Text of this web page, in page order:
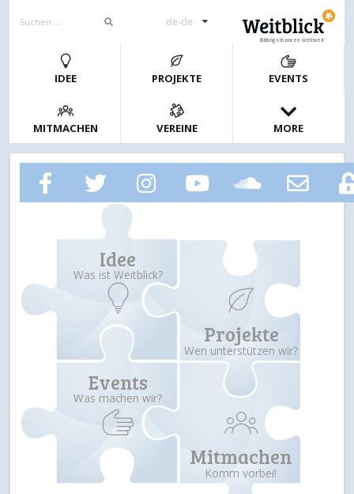
de-de
Bildungschancen weltweit
IDEE PROJEKTE EVENTS
MITMACHEN VEREINE MORE
Idee
Was ist Weitblick?
Projekte
Wen unterstützen wir?
Events
Was machen wir?
Mitmachen
Komm vorbei!